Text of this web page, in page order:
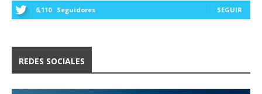
6,110 Seguidores SEGUIR
REDES SOCIALES